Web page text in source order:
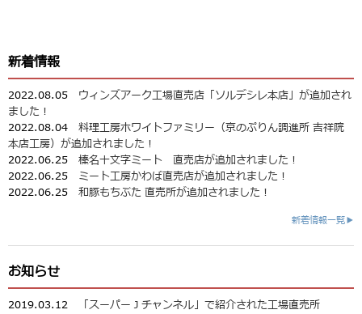
新着情報
2022.08.05 ウィンズアーク工場直売店「ソルデシレ本店」が追加され
ました！
2022.08.04 料理工房ホワイトファミリー（京のぷりん調進所 吉祥院
本店工房）が追加されました！
2022.06.25 榛名十文字ミート 直売店が追加されました！
2022.06.25 ミート工房かわば直売店が追加されました！
2022.06.25 和豚もちぶた 直売所が追加されました！
新着情報一覧▶
お知らせ
2019.03.12
「スーパーＪチャンネル」で紹介された工場直売所